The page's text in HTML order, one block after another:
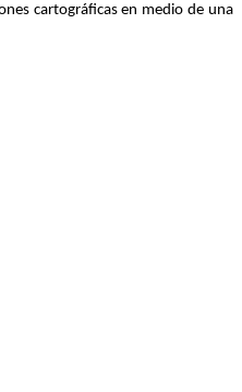
cartográficas en medio de una